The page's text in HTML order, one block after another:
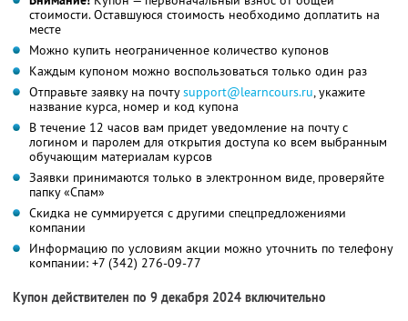
стоимости. Оставшуюся стоимость необходимо доплатить на
месте
Можно купить неограниченное количество купонов
Каждым купоном можно воспользоваться только один раз
Отправьте заявку на почтуsupport@learncours.ru, укажите
название курса, номер и код купона
В течение 12 часов вам придет уведомление на почту с
логином и паролем для открытия доступа ко всем выбранным
обучающим материалам курсов
Заявки принимаются только в электронном виде, проверяйте
папку «Спам»
Скидка не суммируется с другими спецпредложениями
компании
Информацию по условиям акции можно уточнить по телефону
компании: +7 (342) 276-09-77
Купон действителен по 9 декабря 2024 включительно